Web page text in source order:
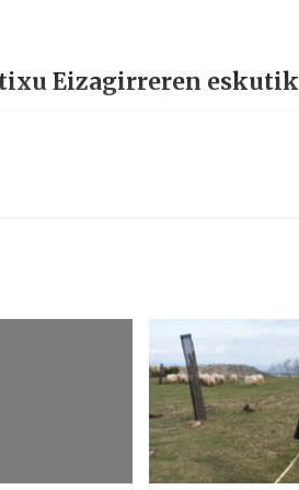
Eizagirreren eskutik